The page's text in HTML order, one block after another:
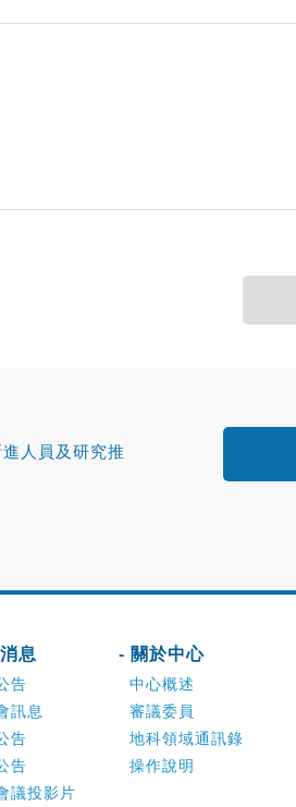
人員及研究推
息
告
訊息
告
告
議投影片
- 關於中心
中心概述
審議委員
地科領域通訊錄
操作說明